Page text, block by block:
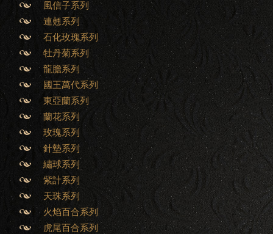
風信子系列
連翹系列
石化玫瑰系列
牡丹菊系列
龍膽系列
國王萬代系列
東亞蘭系列
蘭花系列
玫瑰系列
針墊系列
繡球系列
紫計系列
天珠系列
火焰百合系列
虎尾百合系列